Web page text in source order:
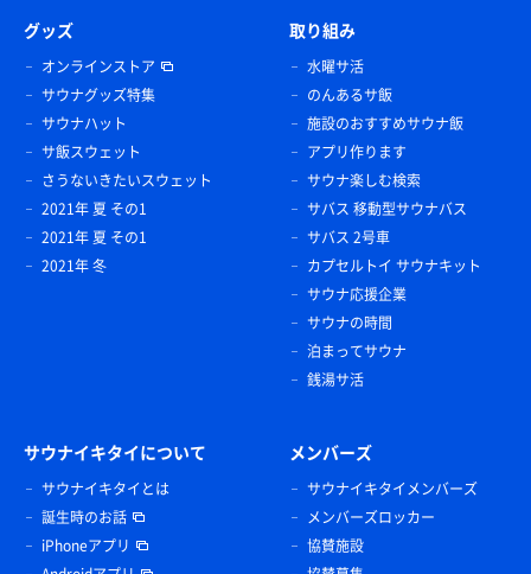
グッズ
オンラインストア
サウナグッズ特集
サウナハット
サ飯スウェット
さうないきたいスウェット
2021年 夏 その1
2021年 夏 その1
2021年 冬
取り組み
水曜サ活
のんあるサ飯
施設のおすすめサウナ飯
アプリ作ります
サウナ楽しむ検索
サバス 移動型サウナバス
サバス 2号車
カプセルトイ サウナキット
サウナ応援企業
サウナの時間
泊まってサウナ
銭湯サ活
サウナイキタイについて
サウナイキタイとは
誕生時のお話
iPhoneアプリ
メンバーズ
サウナイキタイメンバーズ
メンバーズロッカー
協賛施設